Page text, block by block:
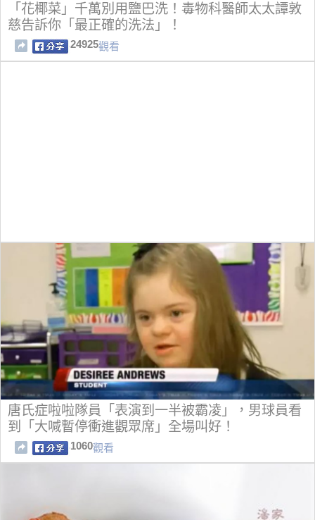
「花椰菜」千萬別用鹽巴洗！毒物科醫師太太譚敦
慈告訴你「最正確的洗法」！
24925觀看
唐氏症啦啦隊員「表演到一半被霸凌」，男球員看
到「大喊暫停衝進觀眾席」全場叫好！
1060觀看